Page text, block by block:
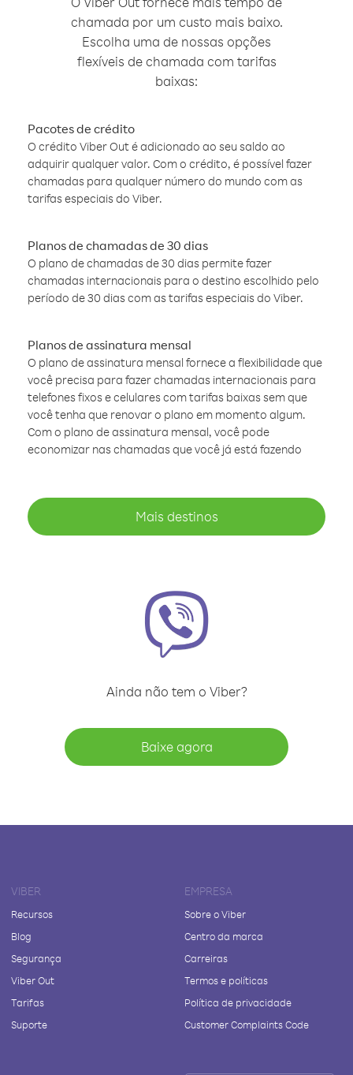
chamada por um custo mais baixo.
Escolha uma de nossas opções
flexíveis de chamada com tarifas
baixas:
Pacotes de crédito
O crédito Viber Out é adicionado ao seu saldo ao
adquirir qualquer valor. Com o crédito, é possível fazer
chamadas para qualquer número do mundo com as
tarifas especiais do Viber.
Planos de chamadas de 30 dias
O plano de chamadas de 30 dias permite fazer
chamadas internacionais para o destino escolhido pelo
período de 30 dias com as tarifas especiais do Viber.
Planos de assinatura mensal
O plano de assinatura mensal fornece a flexibilidade que
você precisa para fazer chamadas internacionais para
telefones fixos e celulares com tarifas baixas sem que
você tenha que renovar o plano em momento algum.
Com o plano de assinatura mensal, você pode
economizar nas chamadas que você já está fazendo
Mais destinos
Ainda não tem o Viber?
Baixe agora
VIBER
Recursos
Blog
Segurança
Viber Out
Tarifas
Suporte
EMPRESA
Sobre o Viber
Centro da marca
Carreiras
Termos e políticas
Política de privacidade
Customer Complaints Code